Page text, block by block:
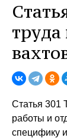
Статья 301
работы и
специфику